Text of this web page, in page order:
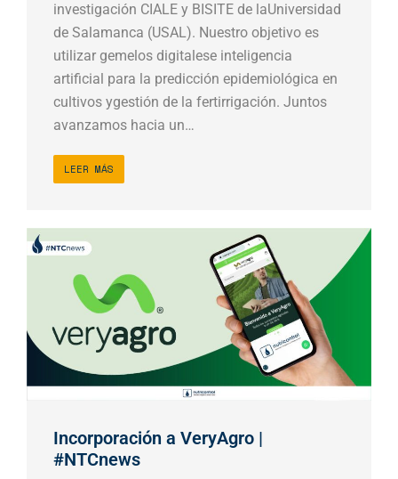
investigación CIALE y BISITE de laUniversidad
de Salamanca (USAL). Nuestro objetivo es
utilizar gemelos digitalese inteligencia
artificial para la predicción epidemiológica en
cultivos ygestión de la fertirrigación. Juntos
avanzamos hacia un…
LEER MÁS
Incorporación a VeryAgro |
#NTCnews